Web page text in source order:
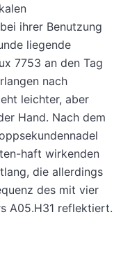
ihrer Benutzung
liegende
7753 an den Tag
nach
leichter, aber
Hand. Nach dem
haft wirkenden
die allerdings
des mit vier
A05.H31 reflektiert.